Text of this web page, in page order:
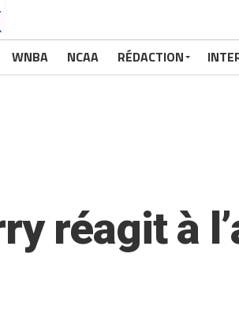
WNBA NCAA RÉDACTION
réagit à